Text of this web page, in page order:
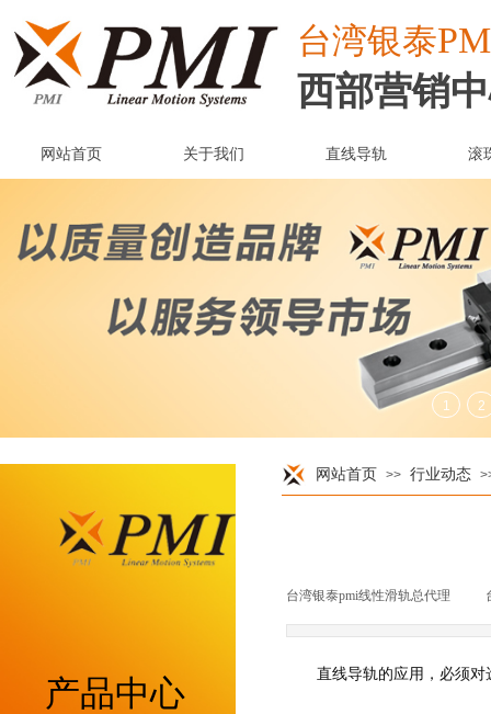
台湾银泰
西部营销
网站首页 关于我们 直线导轨 滚
网站首页 >> 行业动态
台湾银泰pmi线性滑轨总代理
直线导轨的应用，必须
产品中心